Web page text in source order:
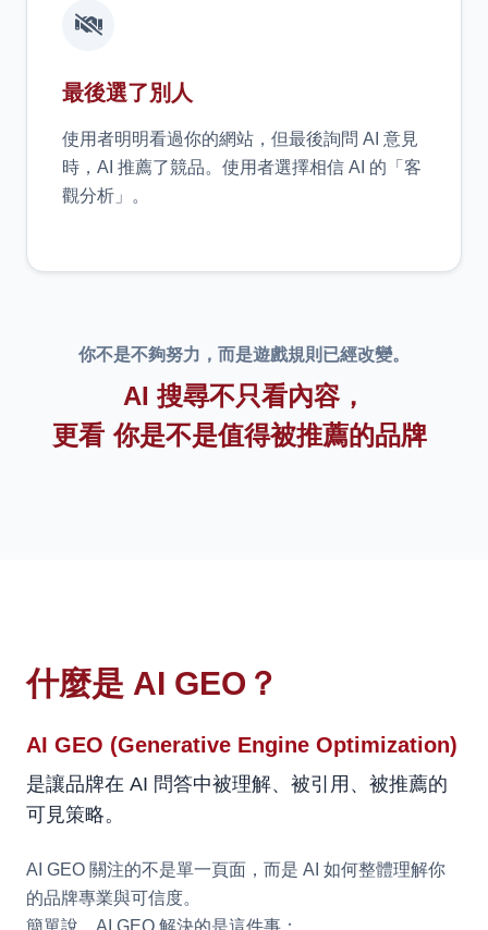
最後選了別人
使用者明明看過你的網站，但最後詢問 AI 意見
時，AI 推薦了競品。使用者選擇相信 AI 的「客
觀分析」。
你不是不夠努力，而是遊戲規則已經改變。
AI 搜尋不只看內容，
更看 你是不是值得被推薦的品牌
什麼是 AI GEO？
AI GEO (Generative Engine Optimization)
是讓品牌在 AI 問答中被理解、被引用、被推薦的
可見策略。
AI GEO 關注的不是單一頁面，而是 AI 如何整體理解你
的品牌專業與可信度。
簡單說，AI GEO 解決的是這件事：